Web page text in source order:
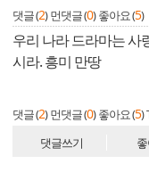
댓글 (2) 먼댓글 (0) 좋아요 (5)
우리 나라 드라마는 사
시라. 흥미 만땅
댓글 (2) 먼댓글 (0) 좋아요 (5)
댓글쓰기